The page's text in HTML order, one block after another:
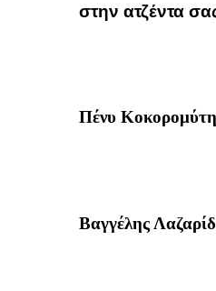
στην ατζέντα
Πένυ
Βαγγέλης